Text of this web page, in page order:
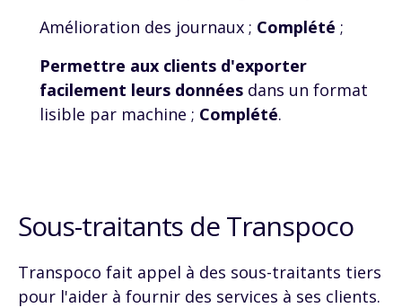
Amélioration des journaux ; Complété ;
Permettre aux clients d'exporter
facilement leurs données dans un format
lisible par machine ; Complété.
Sous-traitants de Transpoco
Transpoco fait appel à des sous-traitants tiers
pour l'aider à fournir des services à ses clients.